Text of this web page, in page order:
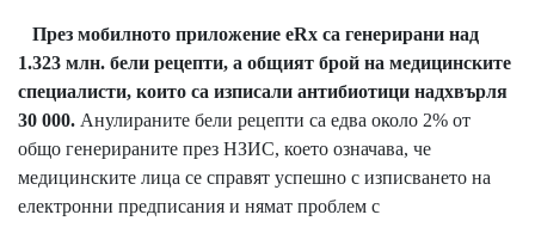
През мобилното приложение eRx са генерирани над
1.323 млн. бели рецепти, а общият брой на медицинските
специалисти, които са изписали антибиотици надхвърля
30 000. Анулираните бели рецепти са едва около 2% от
общо генерираните през НЗИС, което означава, че
медицинските лица се справят успешно с изписването на
електронни предписания и нямат проблем с